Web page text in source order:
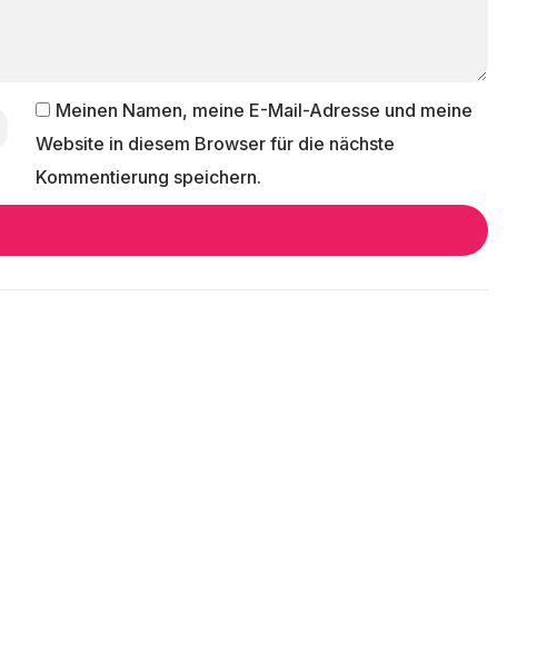
Meinen Namen, meine E-Mail-Adresse und meine
Website in diesem Browser für die nächste
Kommentierung speichern.